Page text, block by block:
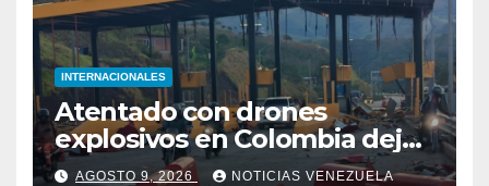
INTERNACIONALES
Atentado con drones
explosivos en Colombia deja
un policía muerto
AGOSTO 9, 2026 NOTICIAS VENEZUELA